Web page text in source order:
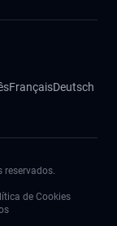
FrançaisDeutsch
reservados.
de Cookies